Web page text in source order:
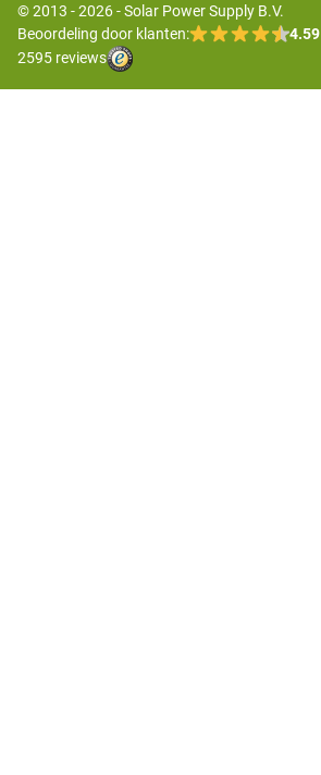
© 2013 - 2026 - Solar Power Supply B.V.
Beoordeling door klanten:
4.59
2595 reviews